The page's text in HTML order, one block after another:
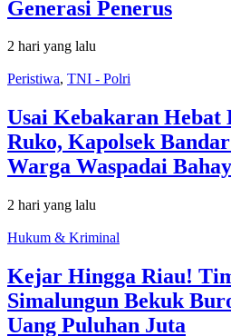
Generasi Penerus
2 hari yang lalu
Peristiwa, TNI - Polri
Usai Kebakaran Hebat
Ruko, Kapolsek
Warga Waspadai
2 hari yang lalu
Hukum & Kriminal
Kejar Hingga Riau!
Simalungun Bekuk
Uang Puluhan Juta